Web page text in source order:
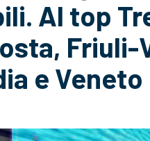
Al top
Friuli-
e Veneto